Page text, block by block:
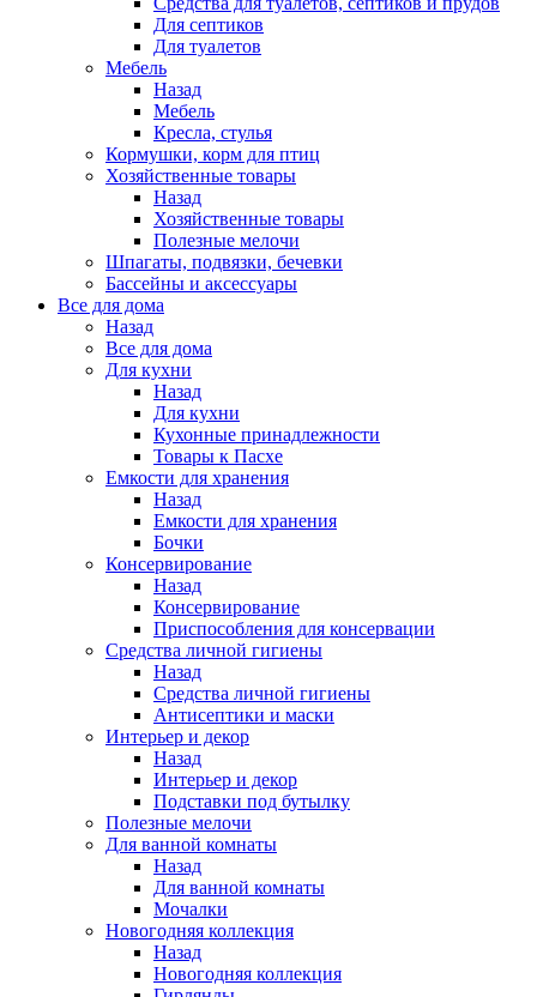
Для септиков
Для туалетов
Мебель
Назад
Мебель
Кресла, стулья
Кормушки, корм для птиц
Хозяйственные товары
Назад
Хозяйственные товары
Полезные мелочи
Шпагаты, подвязки, бечевки
Бассейны и аксессуары
Все для дома
Назад
Все для дома
Для кухни
Назад
Для кухни
Кухонные принадлежности
Товары к Пасхе
Емкости для хранения
Назад
Емкости для хранения
Бочки
Консервирование
Назад
Консервирование
Приспособления для консервации
Средства личной гигиены
Назад
Средства личной гигиены
Антисептики и маски
Интерьер и декор
Назад
Интерьер и декор
Подставки под бутылку
Полезные мелочи
Для ванной комнаты
Назад
Для ванной комнаты
Мочалки
Новогодняя коллекция
Назад
Новогодняя коллекция